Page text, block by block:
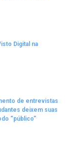
Digital na
de entrevistas
deixem suas
“público”